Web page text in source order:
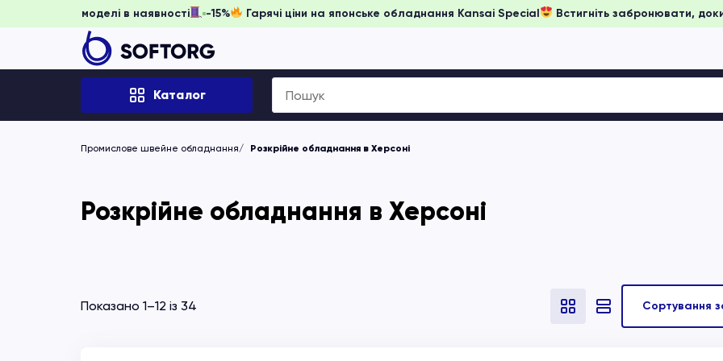
забронювати, доки моделі в наявності -15% Гарячі ціни на японське обладнання Kansai Special Встигніть
Каталог
Search
for:
Промислове швейне обладнання Розкрійне обладнання в Херсоні
Розкрійне обладнання в Херсоні
Показано 1–12 із 34